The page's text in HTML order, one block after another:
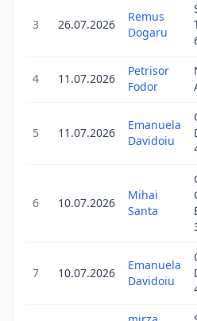
3 26.07.2026
Remus
Dogaru
4 11.07.2026
Petrisor
Fodor
5 11.07.2026
Emanuela
Davidoiu
6 10.07.2026
Mihai
Santa
7 10.07.2026
Emanuela
Davidoiu